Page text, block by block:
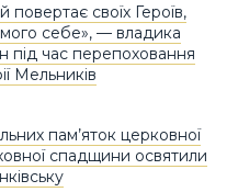
повертає своїх Героїв,
себе», — владика
під час перепоховання
Мельників
пам’яток церковної
спадщини освятили